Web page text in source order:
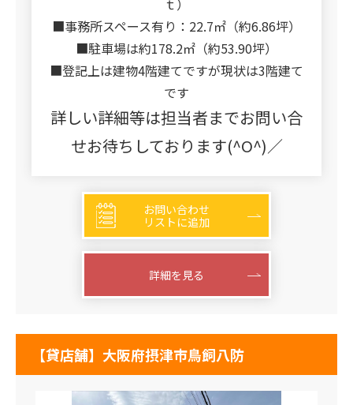
ｔ）
■事務所スペース有り：22.7㎡（約6.86坪）
■駐車場は約178.2㎡（約53.90坪）
■登記上は建物4階建てですが現状は3階建て
です
詳しい詳細等は担当者までお問い合
せお待ちしております(^O^)／
お問い合わせ
リストに追加
詳細を見る
【貸店舗】大阪府摂津市鳥飼八防